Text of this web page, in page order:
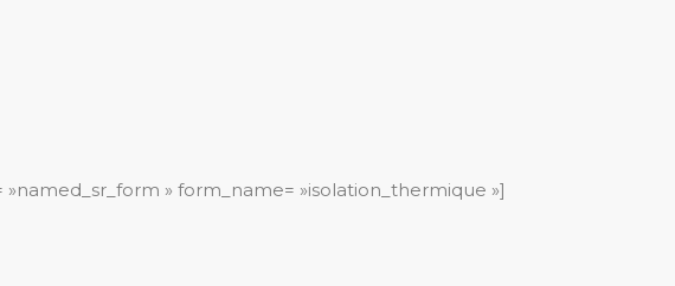
»named_sr_form » form_name= »isolation_thermique »]